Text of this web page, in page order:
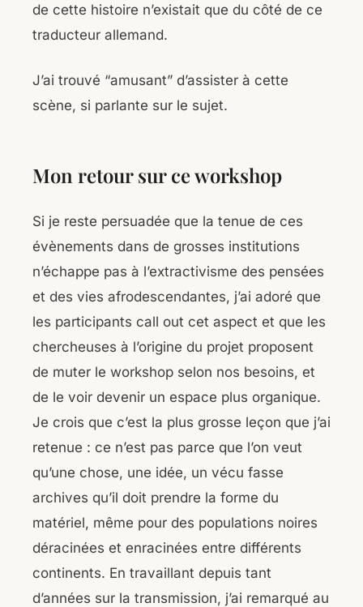
de cette histoire n’existait que du côté de ce
traducteur allemand.
J’ai trouvé “amusant” d’assister à cette
scène, si parlante sur le sujet.
Mon retour sur ce workshop
Si je reste persuadée que la tenue de ces
évènements dans de grosses institutions
n’échappe pas à l’extractivisme des pensées
et des vies afrodescendantes, j’ai adoré que
les participants call out cet aspect et que les
chercheuses à l’origine du projet proposent
de muter le workshop selon nos besoins, et
de le voir devenir un espace plus organique.
Je crois que c’est la plus grosse leçon que j’ai
retenue : ce n’est pas parce que l’on veut
qu’une chose, une idée, un vécu fasse
archives qu’il doit prendre la forme du
matériel, même pour des populations noires
déracinées et enracinées entre différents
continents. En travaillant depuis tant
d’années sur la transmission, j’ai remarqué au